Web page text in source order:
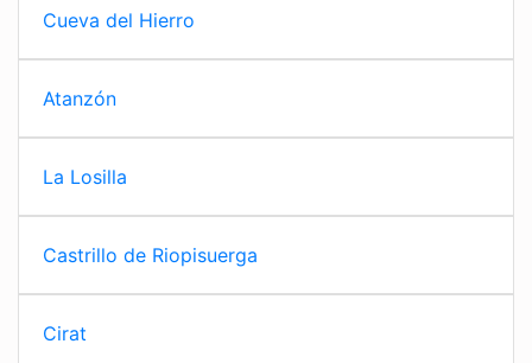
Cueva del Hierro
Atanzón
La Losilla
Castrillo de Riopisuerga
Cirat